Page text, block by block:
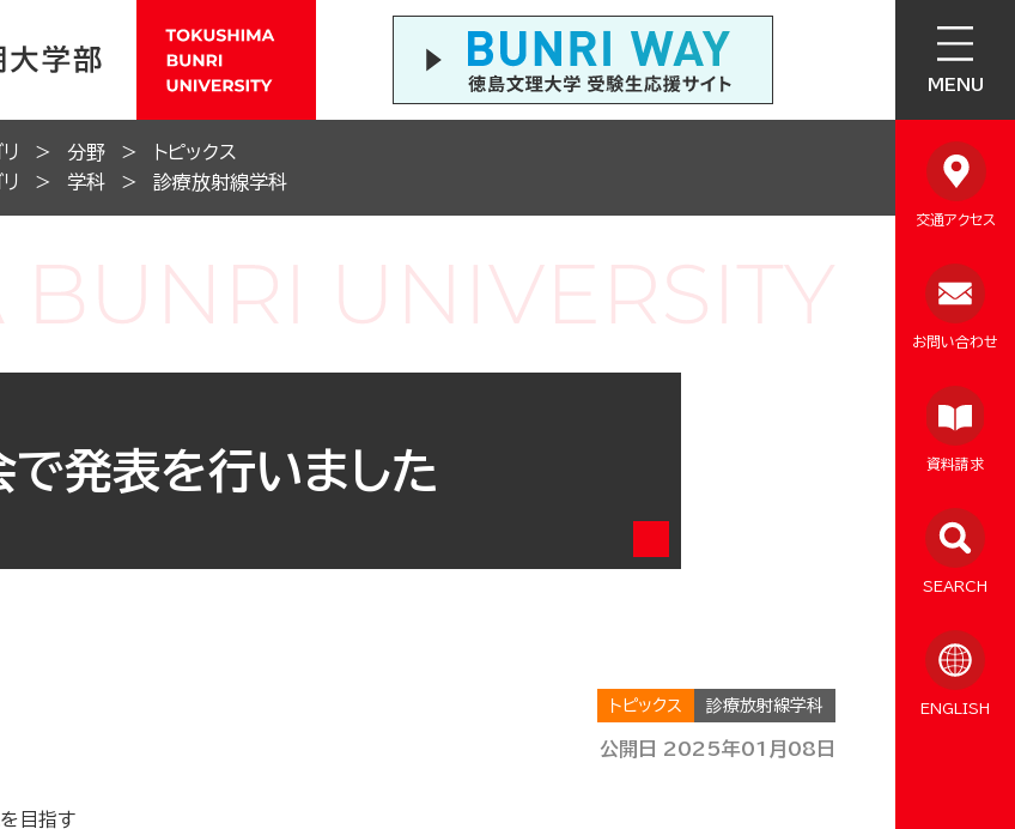
MENU
交通アクセス
お問い合わせ
資料請求
SEARCH
ENGLISH
分野
トピックス
学科 診療放射線学科
発表を行いました
トピックス 診療放射線学科
公開日 2025年01月08日
目指す